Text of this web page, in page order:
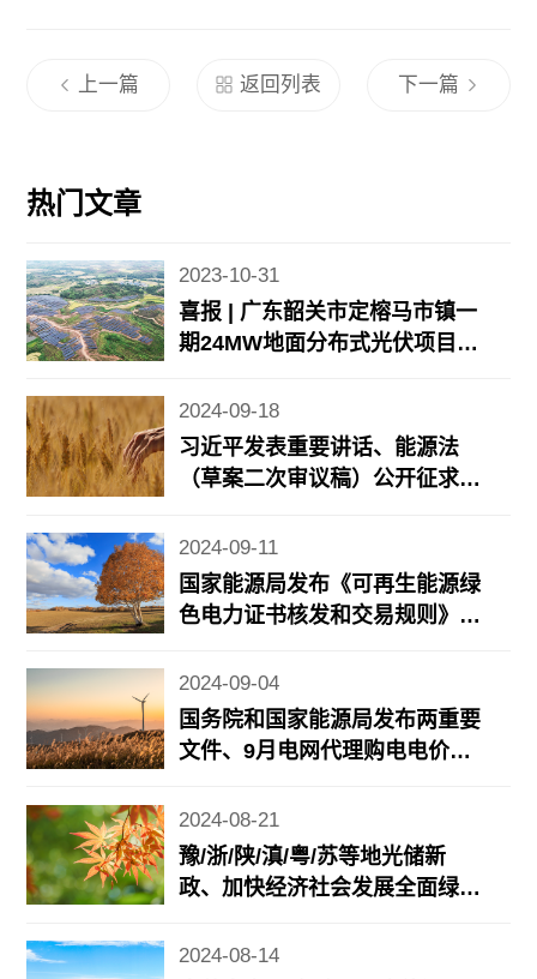
上一篇 返回列表 下一篇
热门文章
2023-10-31
喜报 | 广东韶关市定榕马市镇一
期24MW地面分布式光伏项目顺
2024-09-18
习近平发表重要讲话、能源法
（草案二次审议稿）公开征求意
情况公布……
2024-09-11
国家能源局发布《可再生能源绿
色电力证书核发和交易规则》、
方风光储新政……
2024-09-04
国务院和国家能源局发布两重要
文件、9月电网代理购电电价公
政策更新……
2024-08-21
豫/浙/陕/滇/粤/苏等地光储新
政、加快经济社会发展全面绿色
月份能源生产情况》发布……
2024-08-14